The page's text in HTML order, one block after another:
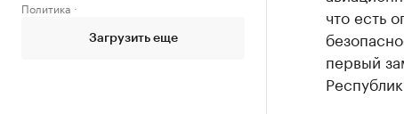
Политика
Загрузить еще
что есть
первый